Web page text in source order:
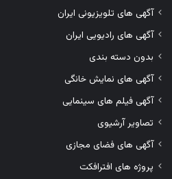
آگهی های تلویزیونی ایران
آگهی های رادیویی ایران
بدون دسته بندی
آگهی های نمایش خانگی
آگهی فیلم های سینمایی
تصاویر آرشیوی
آگهی های فضای مجازی
پروژه های افترافکت